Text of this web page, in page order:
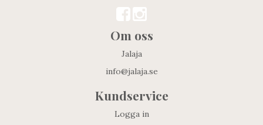
Om oss
Jalaja
info@jalaja.se
Kundservice
Logga in